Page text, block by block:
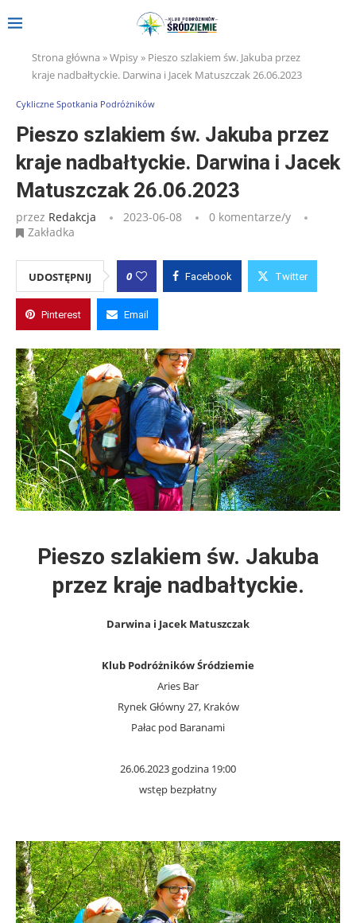
Strona główna »Wpisy» Pieszo szlakiem św. Jakuba przez
kraje nadbałtyckie. Darwina i Jacek Matuszczak 26.06.2023
Cykliczne Spotkania Podróżników
Pieszo szlakiem św. Jakuba przez
kraje nadbałtyckie. Darwina i Jacek
Matuszczak 26.06.2023
przez Redakcja 2023-06-08
0 komentarze/y
Zakładka
UDOSTĘPNIJ 0 Facebook Twitter
Pinterest Email
Pieszo szlakiem św. Jakuba
przez kraje nadbałtyckie.
Darwina i Jacek Matuszczak
Klub Podróżników Śródziemie
Aries Bar
Rynek Główny 27, Kraków
Pałac pod Baranami
26.06.2023 godzina 19:00
wstęp bezpłatny